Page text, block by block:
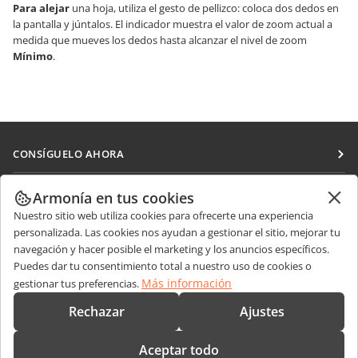
Para alejar una hoja, utiliza el gesto de pellizco: coloca dos dedos en
la pantalla y júntalos. El indicador muestra el valor de zoom actual a
medida que mueves los dedos hasta alcanzar el nivel de zoom
Mínimo.
CONSÍGUELO AHORA
Docs
DocSpace
Workspace
Conectores
Aplicaciones de escritorio
Aplicaciones móviles
COLABORAR
Para colaboradores
Para traductores
Para influencers
Vacantes
RECIBIR NOTICIAS
Blog
OBTENER AYUDA
Foro
CONTÁCTENOS
Preguntas de ventas
sales@onlyoffice.com
Armonía en tus cookies
Nuestro sitio web utiliza cookies para ofrecerte una experiencia
personalizada. Las cookies nos ayudan a gestionar el sitio, mejorar tu
navegación y hacer posible el marketing y los anuncios específicos.
Puedes dar tu consentimiento total a nuestro uso de cookies o
gestionar tus preferencias. Más información
Rechazar Ajustes
Aceptar todo